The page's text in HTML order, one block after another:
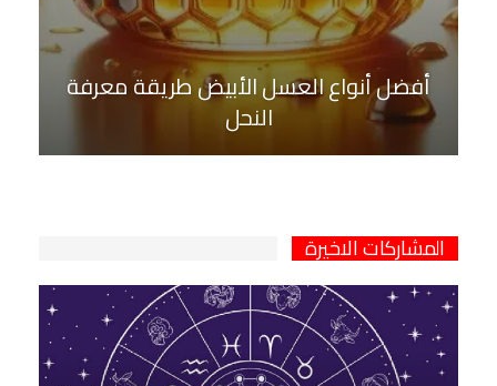
أفضل أنواع العسل الأبيض طريقة معرفة
النحل
المشاركات الاخيرة